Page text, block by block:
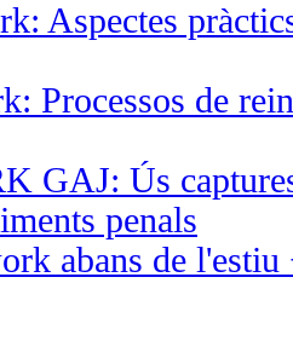
Aspectes
Processos de
GAJ: Ús
penals
abans de l'estiu